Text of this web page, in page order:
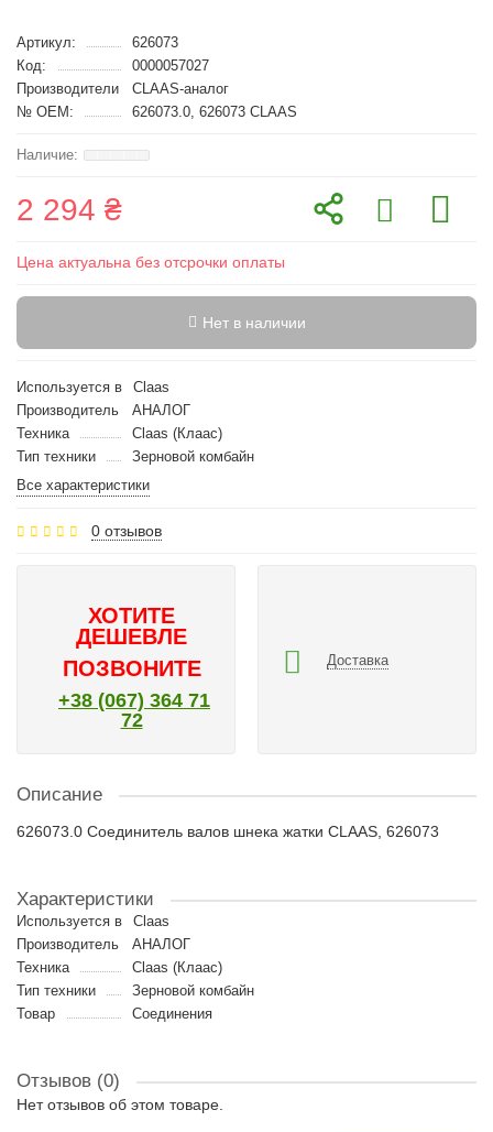
Артикул:
626073
Код:
0000057027
Производители
CLAAS-аналог
№ OEM:
626073.0, 626073 CLAAS
2 294 ₴
Цена актуальна без отсрочки оплаты
Нет в наличии
Используется в
Claas
Производитель
АНАЛОГ
Техника
Claas (Клаас)
Тип техники
Зерновой комбайн
Все характеристики
0 отзывов
ХОТИТЕ
ДЕШЕВЛЕ
ПОЗВОНИТЕ
+38 (067) 364 71
72
Доставка
Описание
626073.0 Соединитель валов шнека жатки CLAAS, 626073
Характеристики
Используется в
Claas
Производитель
АНАЛОГ
Техника
Claas (Клаас)
Тип техники
Зерновой комбайн
Товар
Соединения
Отзывов (0)
Нет отзывов об этом товаре.